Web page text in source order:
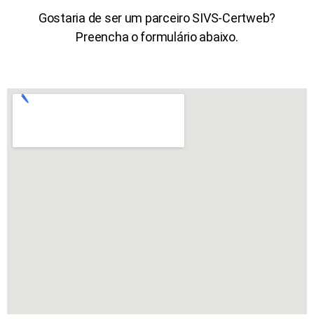
Gostaria de ser um parceiro SIVS-Certweb?
Preencha o formulário abaixo.